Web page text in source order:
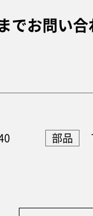
でお問い合
部品